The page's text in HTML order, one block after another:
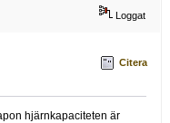
Loggat
Citera
hjärnkapaciteten är